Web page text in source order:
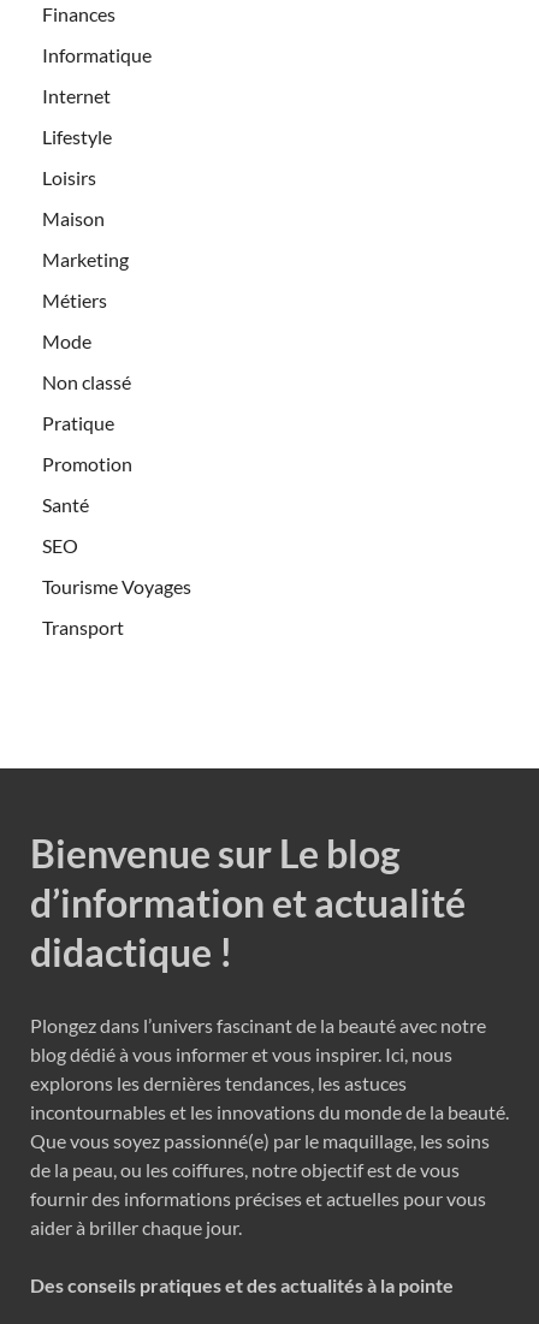
Finances
Informatique
Internet
Lifestyle
Loisirs
Maison
Marketing
Métiers
Mode
Non classé
Pratique
Promotion
Santé
SEO
Tourisme Voyages
Transport
Bienvenue sur Le blog
d’information et actualité
didactique !
Plongez dans l’univers fascinant de la beauté avec notre
blog dédié à vous informer et vous inspirer. Ici, nous
explorons les dernières tendances, les astuces
incontournables et les innovations du monde de la beauté.
Que vous soyez passionné(e) par le maquillage, les soins
de la peau, ou les coiffures, notre objectif est de vous
fournir des informations précises et actuelles pour vous
aider à briller chaque jour.
Des conseils pratiques et des actualités à la pointe